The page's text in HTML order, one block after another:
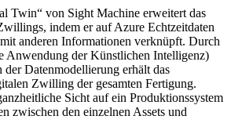
Twin“ von Sight Machine erweitert das
indem er auf Azure Echtzeitdaten
anderen Informationen verknüpft. Durch
Anwendung der Künstlichen Intelligenz)
der Datenmodellierung erhält das
Zwilling der gesamten Fertigung.
Sicht auf ein Produktionssystem
zwischen den einzelnen Assets und